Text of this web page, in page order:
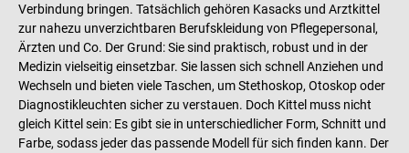
Verbindung bringen. Tatsächlich gehören Kasacks und Arztkittel
zur nahezu unverzichtbaren Berufskleidung von Pflegepersonal,
Ärzten und Co. Der Grund: Sie sind praktisch, robust und in der
Medizin vielseitig einsetzbar. Sie lassen sich schnell Anziehen und
Wechseln und bieten viele Taschen, um Stethoskop, Otoskop oder
Diagnostikleuchten sicher zu verstauen. Doch Kittel muss nicht
gleich Kittel sein: Es gibt sie in unterschiedlicher Form, Schnitt und
Farbe, sodass jeder das passende Modell für sich finden kann. Der